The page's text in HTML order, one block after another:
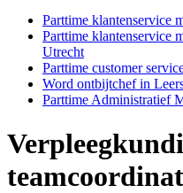
Parttime klantenservice
Parttime klantenservice
Utrecht
Parttime customer
Word ontbijtchef in
Parttime Administratief